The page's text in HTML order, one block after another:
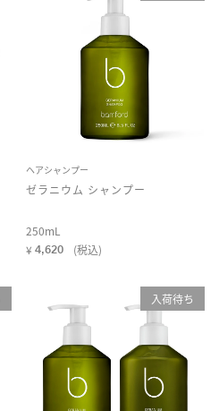
ヘアシャンプー
ゼラニウム シャンプー
250mL
¥ 4,620 (税込)
入荷待ち